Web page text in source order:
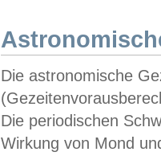
Die astronomische
Die periodischen
Wirkung von Mond